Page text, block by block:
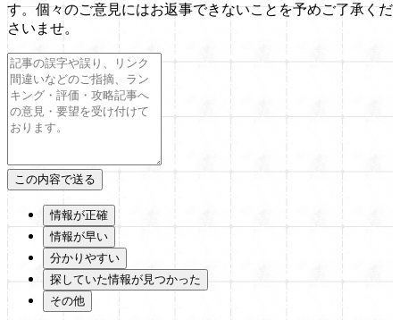
す。個々のご意見にはお返事できないことを予めご了承くだ
さいませ。
情報が正確
情報が早い
分かりやすい
探していた情報が見つかった
その他